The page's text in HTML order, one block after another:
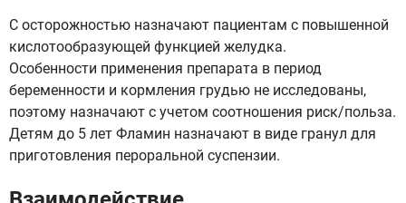
С осторожностью назначают пациентам с повышенной
кислотообразующей функцией желудка.
Особенности применения препарата в период
беременности и кормления грудью не исследованы,
поэтому назначают с учетом соотношения риск/польза.
Детям до 5 лет Фламин назначают в виде гранул для
приготовления пероральной суспензии.